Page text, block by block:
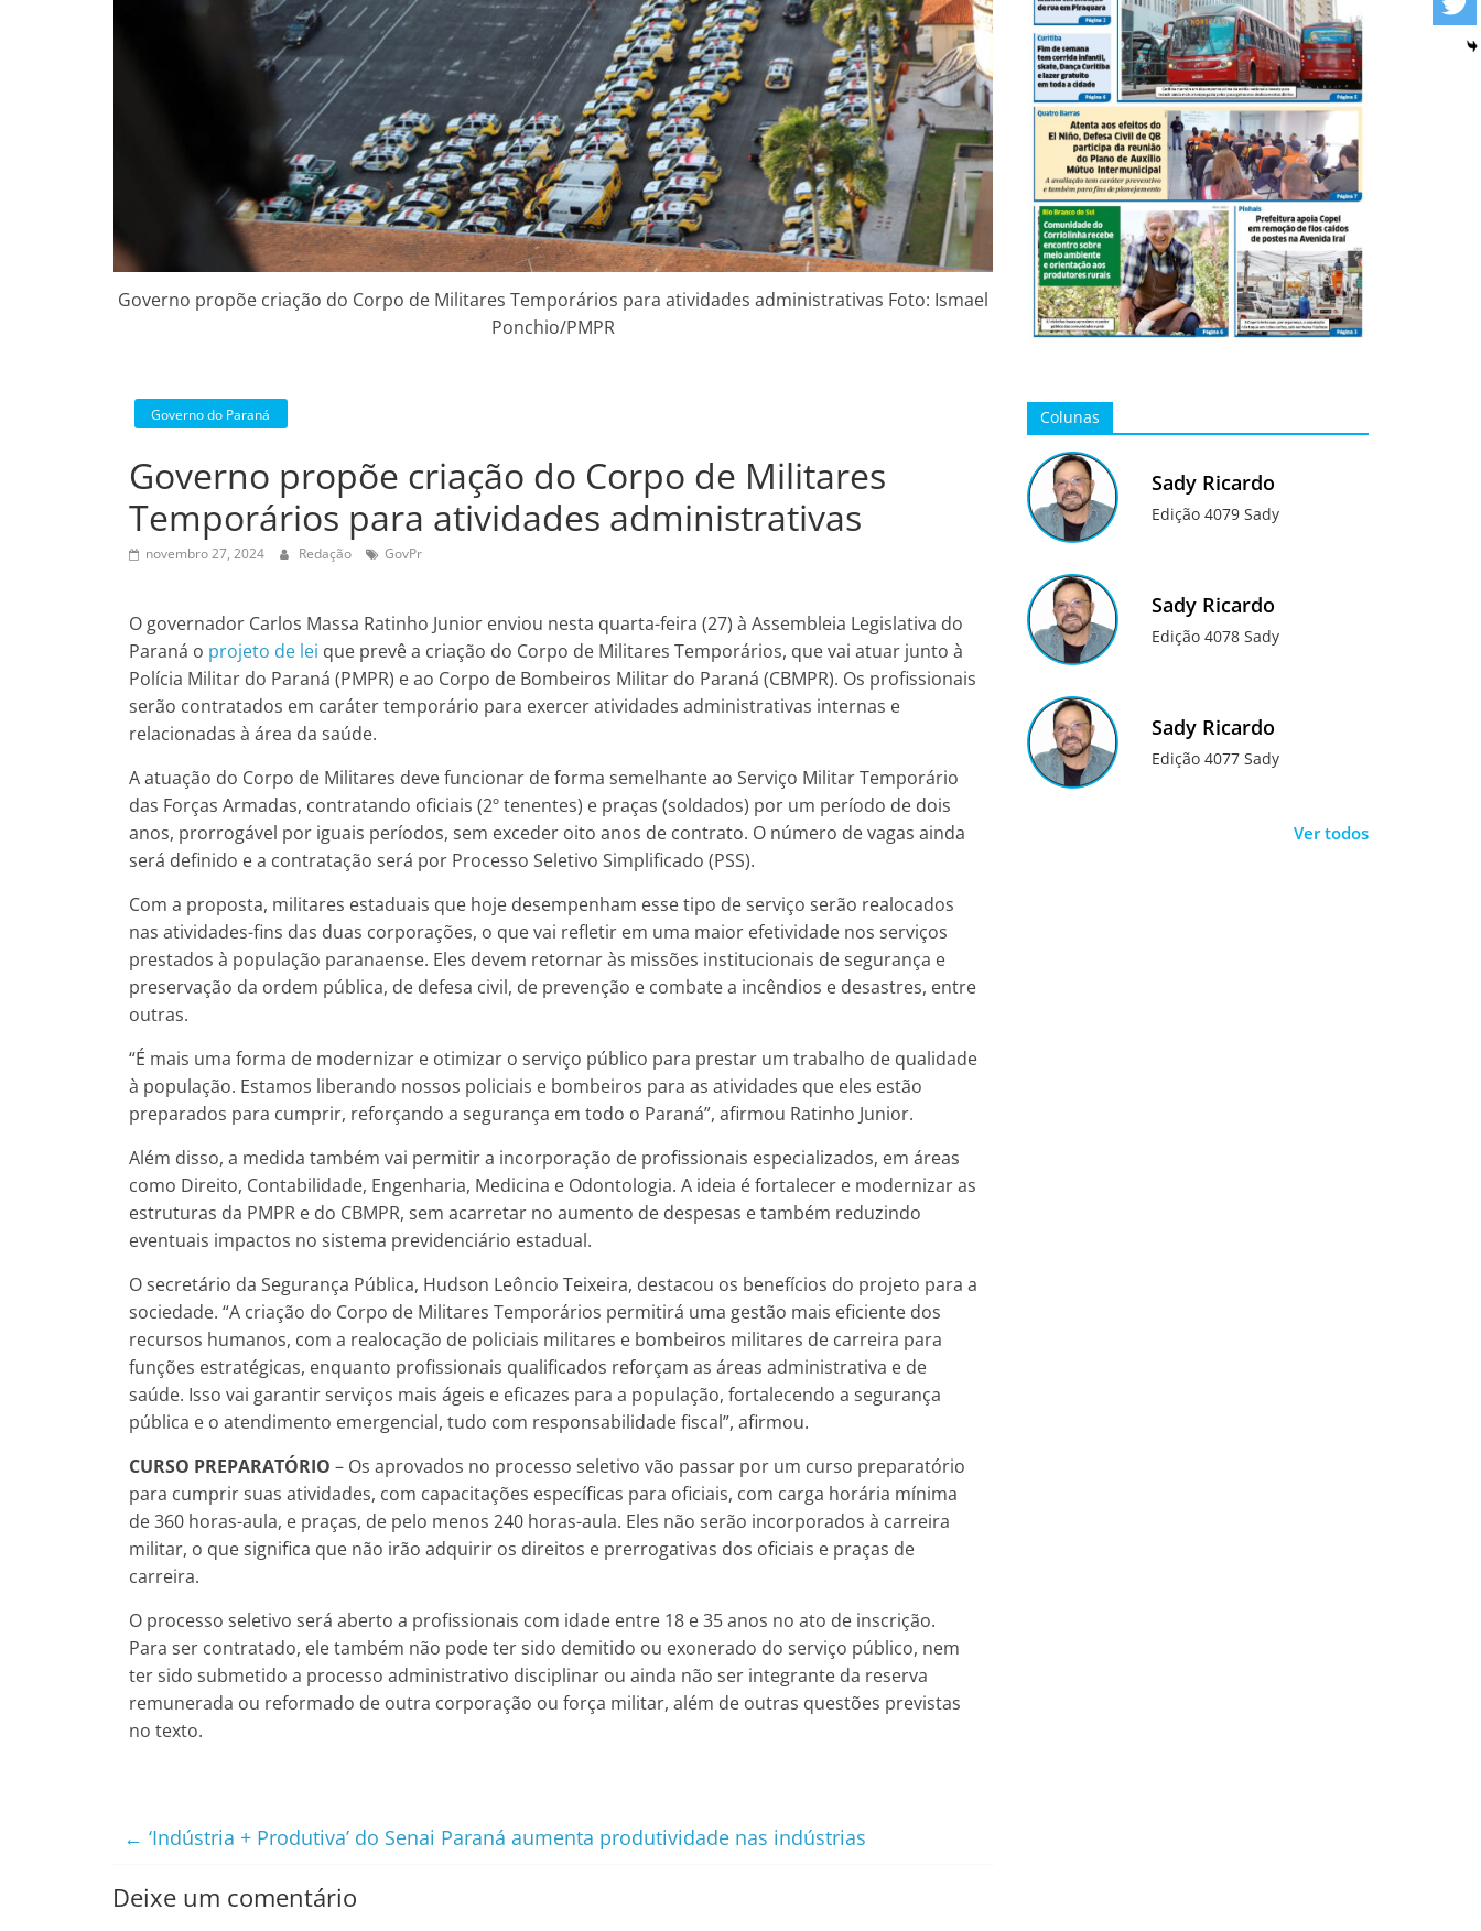
Governo propõe criação do Corpo de Militares Temporários para atividades administrativas Foto: Ismael
Ponchio/PMPR
Governo do Paraná
Governo propõe criação do Corpo de Militares
Temporários para atividades administrativas
novembro 27, 2024 Redação GovPr
O governador Carlos Massa Ratinho Junior enviou nesta quarta-feira (27) à Assembleia Legislativa do
Paraná o projeto de lei que prevê a criação do Corpo de Militares Temporários, que vai atuar junto à
Polícia Militar do Paraná (PMPR) e ao Corpo de Bombeiros Militar do Paraná (CBMPR). Os profissionais
serão contratados em caráter temporário para exercer atividades administrativas internas e
relacionadas à área da saúde.
A atuação do Corpo de Militares deve funcionar de forma semelhante ao Serviço Militar Temporário
das Forças Armadas, contratando oficiais (2º tenentes) e praças (soldados) por um período de dois
anos, prorrogável por iguais períodos, sem exceder oito anos de contrato. O número de vagas ainda
será definido e a contratação será por Processo Seletivo Simplificado (PSS).
Com a proposta, militares estaduais que hoje desempenham esse tipo de serviço serão realocados
nas atividades-fins das duas corporações, o que vai refletir em uma maior efetividade nos serviços
prestados à população paranaense. Eles devem retornar às missões institucionais de segurança e
preservação da ordem pública, de defesa civil, de prevenção e combate a incêndios e desastres, entre
outras.
“É mais uma forma de modernizar e otimizar o serviço público para prestar um trabalho de qualidade
à população. Estamos liberando nossos policiais e bombeiros para as atividades que eles estão
preparados para cumprir, reforçando a segurança em todo o Paraná”, afirmou Ratinho Junior.
Além disso, a medida também vai permitir a incorporação de profissionais especializados, em áreas
como Direito, Contabilidade, Engenharia, Medicina e Odontologia. A ideia é fortalecer e modernizar as
estruturas da PMPR e do CBMPR, sem acarretar no aumento de despesas e também reduzindo
eventuais impactos no sistema previdenciário estadual.
O secretário da Segurança Pública, Hudson Leôncio Teixeira, destacou os benefícios do projeto para a
sociedade. “A criação do Corpo de Militares Temporários permitirá uma gestão mais eficiente dos
recursos humanos, com a realocação de policiais militares e bombeiros militares de carreira para
funções estratégicas, enquanto profissionais qualificados reforçam as áreas administrativa e de
saúde. Isso vai garantir serviços mais ágeis e eficazes para a população, fortalecendo a segurança
pública e o atendimento emergencial, tudo com responsabilidade fiscal”, afirmou.
CURSO PREPARATÓRIO – Os aprovados no processo seletivo vão passar por um curso preparatório
para cumprir suas atividades, com capacitações específicas para oficiais, com carga horária mínima
de 360 horas-aula, e praças, de pelo menos 240 horas-aula. Eles não serão incorporados à carreira
militar, o que significa que não irão adquirir os direitos e prerrogativas dos oficiais e praças de
carreira.
O processo seletivo será aberto a profissionais com idade entre 18 e 35 anos no ato de inscrição.
Para ser contratado, ele também não pode ter sido demitido ou exonerado do serviço público, nem
ter sido submetido a processo administrativo disciplinar ou ainda não ser integrante da reserva
remunerada ou reformado de outra corporação ou força militar, além de outras questões previstas
no texto.
← ‘Indústria + Produtiva’ do Senai Paraná aumenta produtividade nas indústrias
Deixe um comentário
Colunas
Sady Ricardo
Edição 4079 Sady
Sady Ricardo
Edição 4078 Sady
Sady Ricardo
Edição 4077 Sady
Ver todos